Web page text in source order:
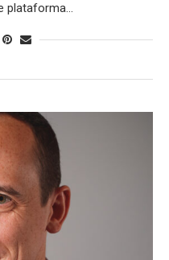
plataforma…